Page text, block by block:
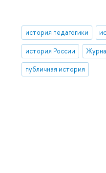
история педагогики
история России
публичная история